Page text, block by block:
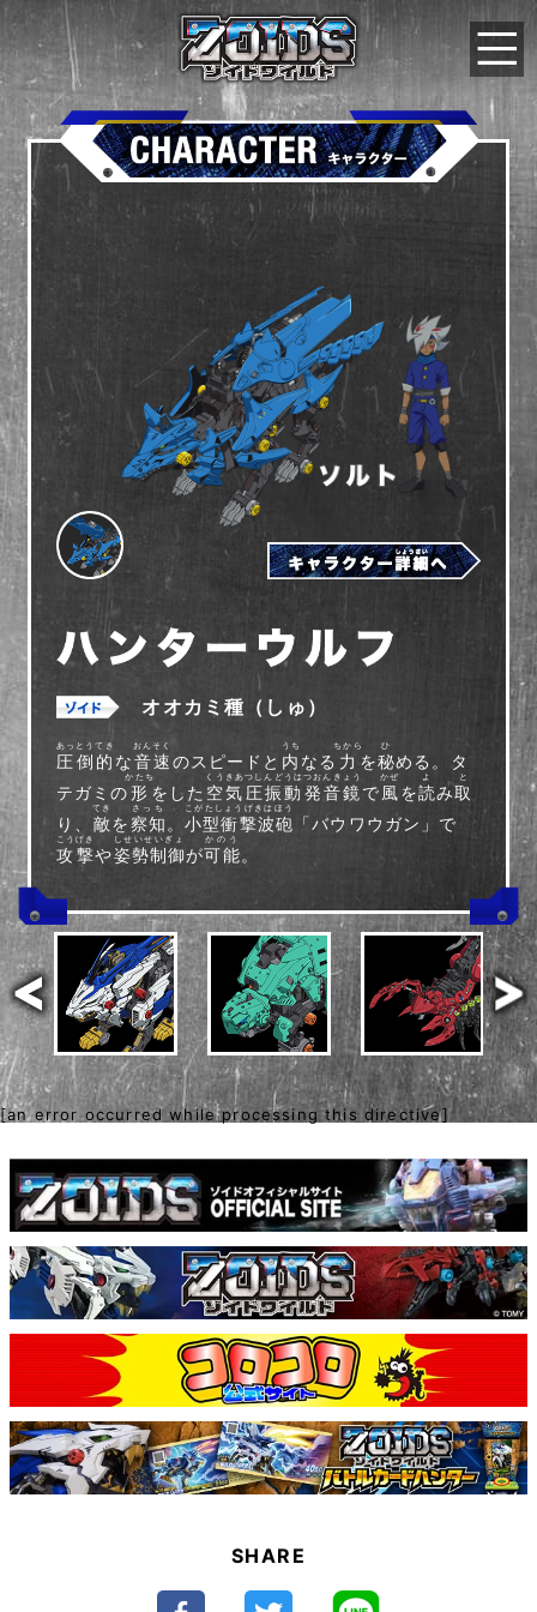
オオカミ種（しゅ）
圧倒的
あっとうてき
な音速
おんそく
のスピードと 内
うち
なる 力
ちから
を秘
ひ
める。タ
テガミの形
かたち
をした 空気圧振動発音鏡
くうきあつしんどうはつおんきょう
で 風
かぜ
を読
よ
み取
と
り、 敵
てき
を察知
さっち
。 小型衝撃波砲
こがたしょうげきはほう
「バウワウガン」で
攻撃
こうげき
や姿勢制御
しせいせいぎょ
が可能
かのう
。
[an error occurred while processing this directive]
SHARE